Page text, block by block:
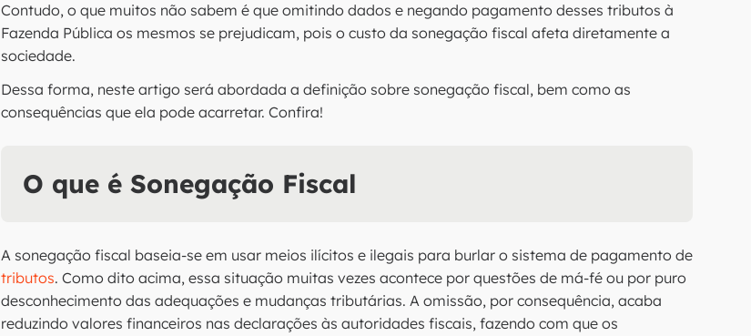
Contudo, o que muitos não sabem é que omitindo dados e negando pagamento desses tributos à
Fazenda Pública os mesmos se prejudicam, pois o custo da sonegação fiscal afeta diretamente a
sociedade.
Dessa forma, neste artigo será abordada a definição sobre sonegação fiscal, bem como as
consequências que ela pode acarretar. Confira!
O que é Sonegação Fiscal
A sonegação fiscal baseia-se em usar meios ilícitos e ilegais para burlar o sistema de pagamento de
tributos. Como dito acima, essa situação muitas vezes acontece por questões de má-fé ou por puro
desconhecimento das adequações e mudanças tributárias. A omissão, por consequência, acaba
reduzindo valores financeiros nas declarações às autoridades fiscais, fazendo com que os